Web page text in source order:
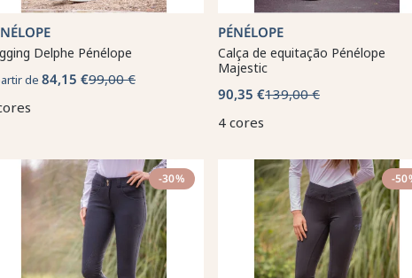
Delphe Pénélope
de 84,15 €99,00 €
PÉNÉLOPE
Calça de equitação Pénélope
Majestic
90,35 €139,00 €
4 cores
-30% -